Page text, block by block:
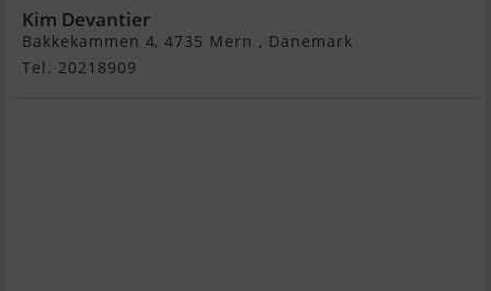
Kim Devantier
Bakkekammen 4, 4735 Mern , Dänemark
Tel. 20218909